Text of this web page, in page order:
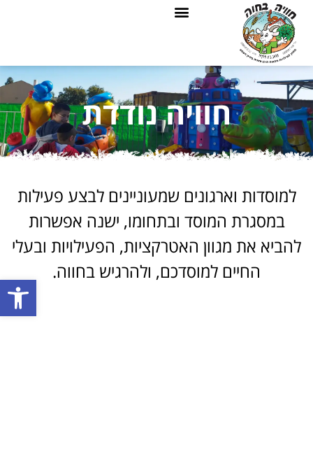
פתח
חוויה נודדת
למוסדות וארגונים שמעוניינים לבצע פעילות
במסגרת המוסד ובתחומו, ישנה אפשרות
להביא את מגוון האטרקציות, הפעילויות ובעלי
החיים למוסדכם, ולהרגיש בחווה.